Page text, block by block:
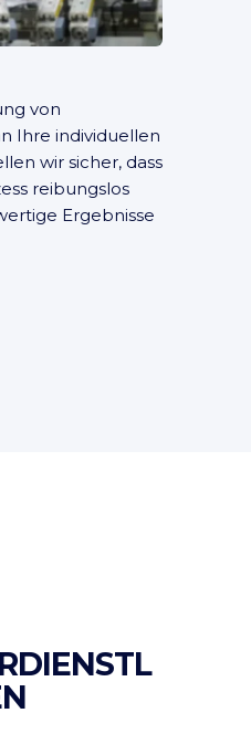
von
Ihre individuellen
wir sicher, dass
reibungslos
Ergebnisse